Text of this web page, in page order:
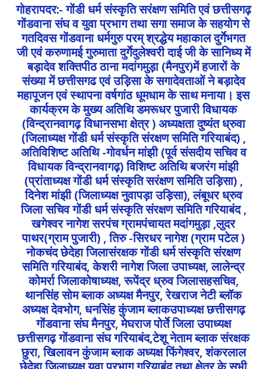
गोहरापदर:- गोंडी धर्म संस्कृति सरंक्षण समिति एवं छत्तीसगढ़
गोंडवाना संघ व युवा प्रभाग तथा सगा समाज के सहयोग से
गतदिवस गोंडवाना धर्मगुरु परम् श्रद्धेय महाकाल दुर्गेभगत
जी एवं करुणामई गुरुमाता दुर्गेदुलेश्वरी दाई जी के सानिध्य में
बड़ादेव शक्तिपीठ ठाना मदांगमुड़ा (मैनपुर)में हजारों के
संख्या में छत्तीसगढ एवं उड़िसा के सगादेवताओं ने बड़ादेव
महापूजन एवं स्थापना वर्षगांठ धूमधाम के साथ मनाया। इस
कार्यक्रम के मुख्य अतिथि डमरूधर पुजारी विधायक
(विन्द्रानवागढ़ विधानसभा क्षेत्र ) अध्यक्षता दुष्यंत ध्रुवा
(जिलाध्यक्ष गोंडी धर्म संस्कृति संरक्षण समिति गरियाबंद) ,
अतिविशिष्ट अतिथि -गोवर्धन मांझी (पूर्व संसदीय सचिव व
विधायक विन्द्रानवागढ़) विशिष्ट अतिथि बजरंग मांझी
(प्रांताध्यक्ष गोंडी धर्म संस्कृति सरंक्षण समिति उड़िसा) ,
दिनेश मांझी (जिलाध्यक्ष नुवापड़ा उड़िसा), लंबूधर ध्रुव
जिला सचिव गोंडी धर्म संस्कृति संरक्षण समिति गरियाबंद ,
खगेश्वर नागेश सरपंच ग्रामपंचायत मदांगमुड़ा ,लुदर
पाथर(ग्राम पुजारी) , तिरु -सिरधर नागेश (ग्राम पटेल )
नोकचंद छेदेहा जिलासंरक्षक गोंडी धर्म संस्कृति संरक्षण
समिति गरियाबंद, केशरी नागेश जिला उपाध्यक्ष, लालेन्द्र
कोमर्रा जिलाकोषाध्यक्ष, रूपेंद्र ध्रुव जिलासहसचिव,
थानसिंह सोम ब्लाक अध्यक्ष मैनपुर, रेखराज नेटी ब्लॉक
अध्यक्ष देवभोग, धनसिंह कुंजाम ब्लाकउपाध्यक्ष छत्तीसगढ़
गोंडवाना संघ मैनपुर, मेघराज पोर्ते जिला उपाध्यक्ष
छत्तीसगढ़ गोंडवाना संघ गरियाबंद,टेशू नेताम ब्लाक संरक्षक
छुरा, खिलावन कुंजाम ब्लाक अध्यक्ष फिंगेश्वर, शंकरलाल